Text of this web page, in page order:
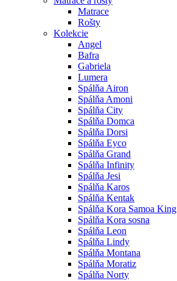
Matrace
Rošty
Kolekcie
Angel
Bafra
Gabriela
Lumera
Spálňa Airon
Spálňa Amoni
Spálňa City
Spálňa Domca
Spálňa Dorsi
Spálňa Eyco
Spálňa Grand
Spálňa Infinity
Spálňa Jesi
Spálňa Karos
Spálňa Kentak
Spálňa Kora Samoa King
Spálňa Kora sosna
Spálňa Leon
Spálňa Lindy
Spálňa Montana
Spálňa Moratiz
Spálňa Norty